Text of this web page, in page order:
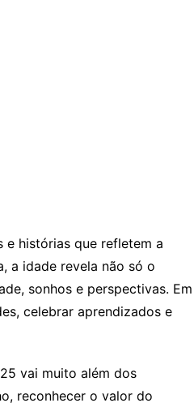
e histórias que refletem a
a idade revela não só o
sonhos e perspectivas. Em
celebrar aprendizados e
vai muito além dos
reconhecer o valor do